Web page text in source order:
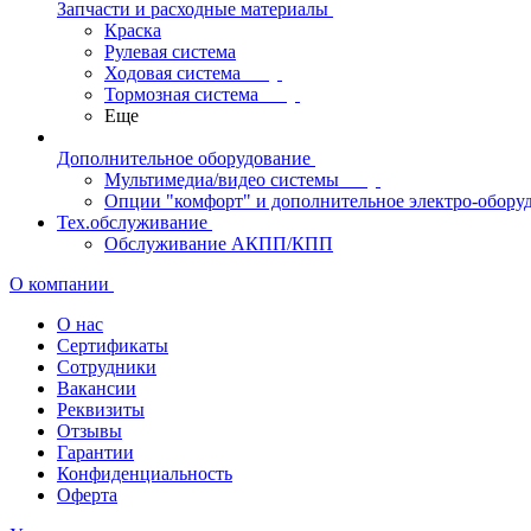
Запчасти и расходные материалы
Краска
Рулевая система
Ходовая система
Тормозная система
Еще
Дополнительное оборудование
Мультимедиа/видео системы
Опции "комфорт" и дополнительное электро-
Тех.обслуживание
Обслуживание АКПП/КПП
О компании
О нас
Сертификаты
Сотрудники
Вакансии
Реквизиты
Отзывы
Гарантии
Конфиденциальность
Оферта